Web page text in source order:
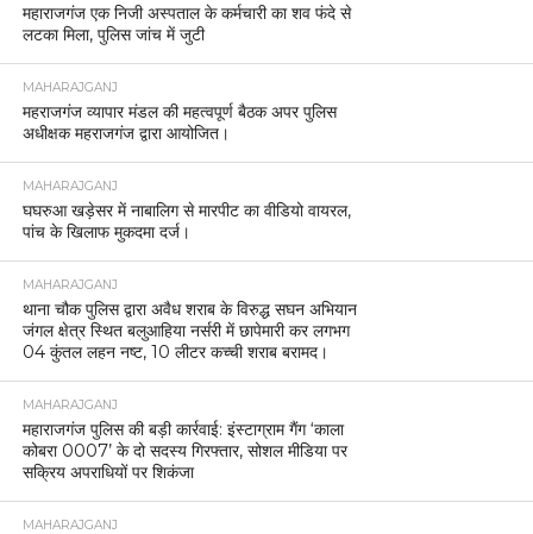
महाराजगंज एक निजी अस्पताल के कर्मचारी का शव फंदे से
लटका मिला, पुलिस जांच में जुटी
MAHARAJGANJ
महराजगंज व्यापार मंडल की महत्वपूर्ण बैठक अपर पुलिस
अधीक्षक महराजगंज द्वारा आयोजित।
MAHARAJGANJ
घघरुआ खड़ेसर में नाबालिग से मारपीट का वीडियो वायरल,
पांच के खिलाफ मुकदमा दर्ज।
MAHARAJGANJ
थाना चौक पुलिस द्वारा अवैध शराब के विरुद्ध सघन अभियान
जंगल क्षेत्र स्थित बलुआहिया नर्सरी में छापेमारी कर लगभग
04 कुंतल लहन नष्ट, 10 लीटर कच्ची शराब बरामद।
MAHARAJGANJ
महाराजगंज पुलिस की बड़ी कार्रवाई: इंस्टाग्राम गैंग ‘काला
कोबरा 0007’ के दो सदस्य गिरफ्तार, सोशल मीडिया पर
सक्रिय अपराधियों पर शिकंजा
MAHARAJGANJ